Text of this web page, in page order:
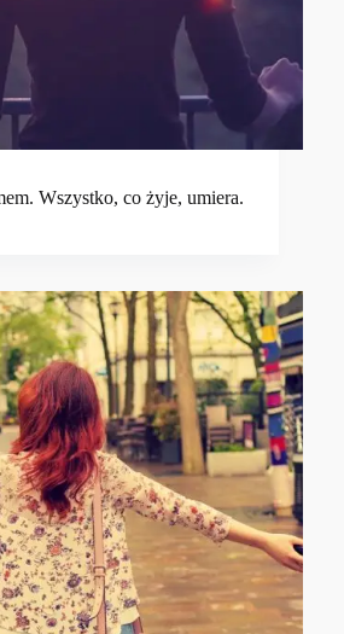
Wszystko, co żyje, umiera.